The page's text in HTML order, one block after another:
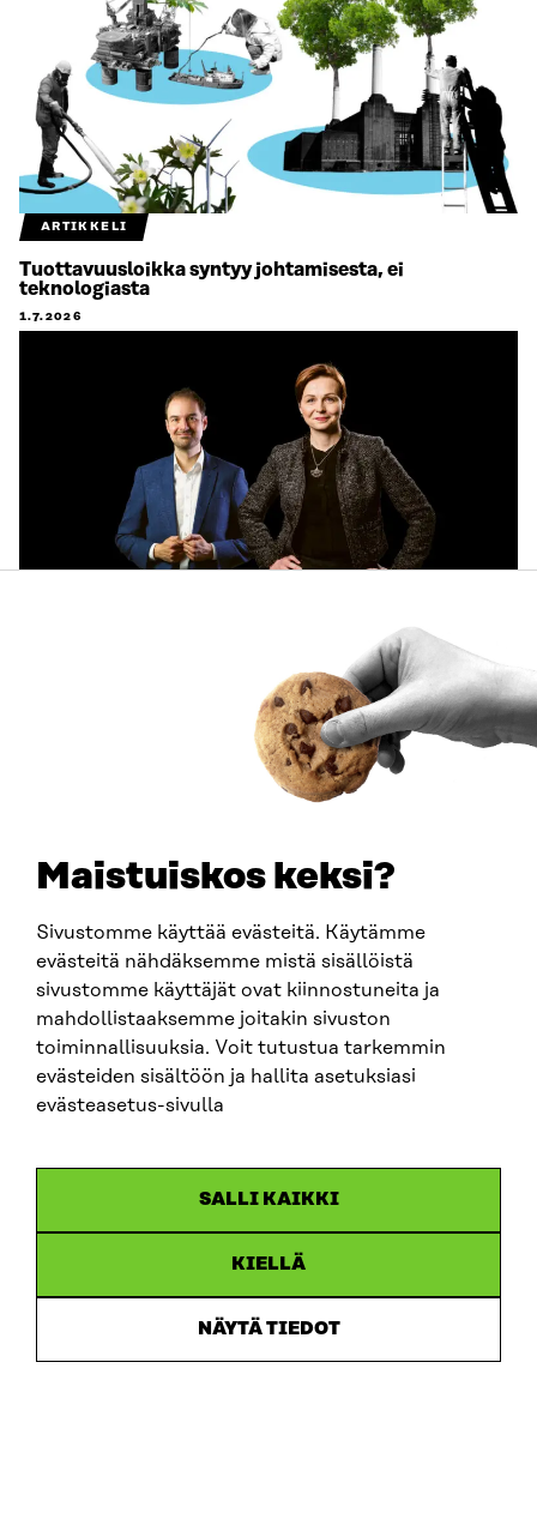
Maistuiskos keksi?
Sivustomme käyttää evästeitä. Käytämme
evästeitä nähdäksemme mistä sisällöistä
sivustomme käyttäjät ovat kiinnostuneita ja
mahdollistaaksemme joitakin sivuston
toiminnallisuuksia. Voit tutustua tarkemmin
evästeiden sisältöön ja hallita asetuksiasi
evästeasetus-sivulla
SALLI KAIKKI
KIELLÄ
NÄYTÄ TIEDOT
ARTIKKELI
Tuottavuusloikka syntyy johtamisesta, ei
teknologiasta
1.7.2026
Käyttäjien tarpeet keskiöön ja käytännön pilotteja –
Muistio esittää 10 suositusta ekosysteemitilinpidon
ARTIKKELI
China shock 2.0 – Eurooppa havahtuu liian hitaasti
Kiinan järjestelmävaltaan